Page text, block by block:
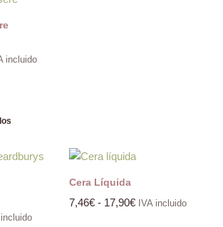
incluido
incluido
Cera Líquida
7,46€ - 17,90€ IVA incluido